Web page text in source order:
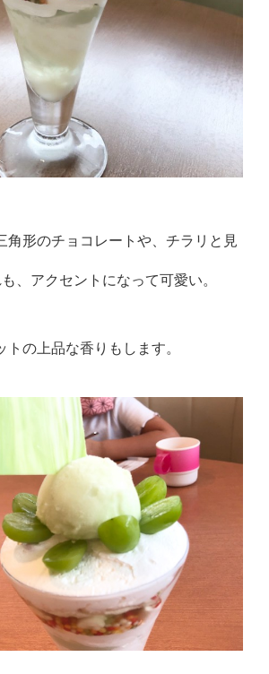
角形のチョコレートや、チラリと見
、アクセントになって可愛い。
トの上品な香りもします。